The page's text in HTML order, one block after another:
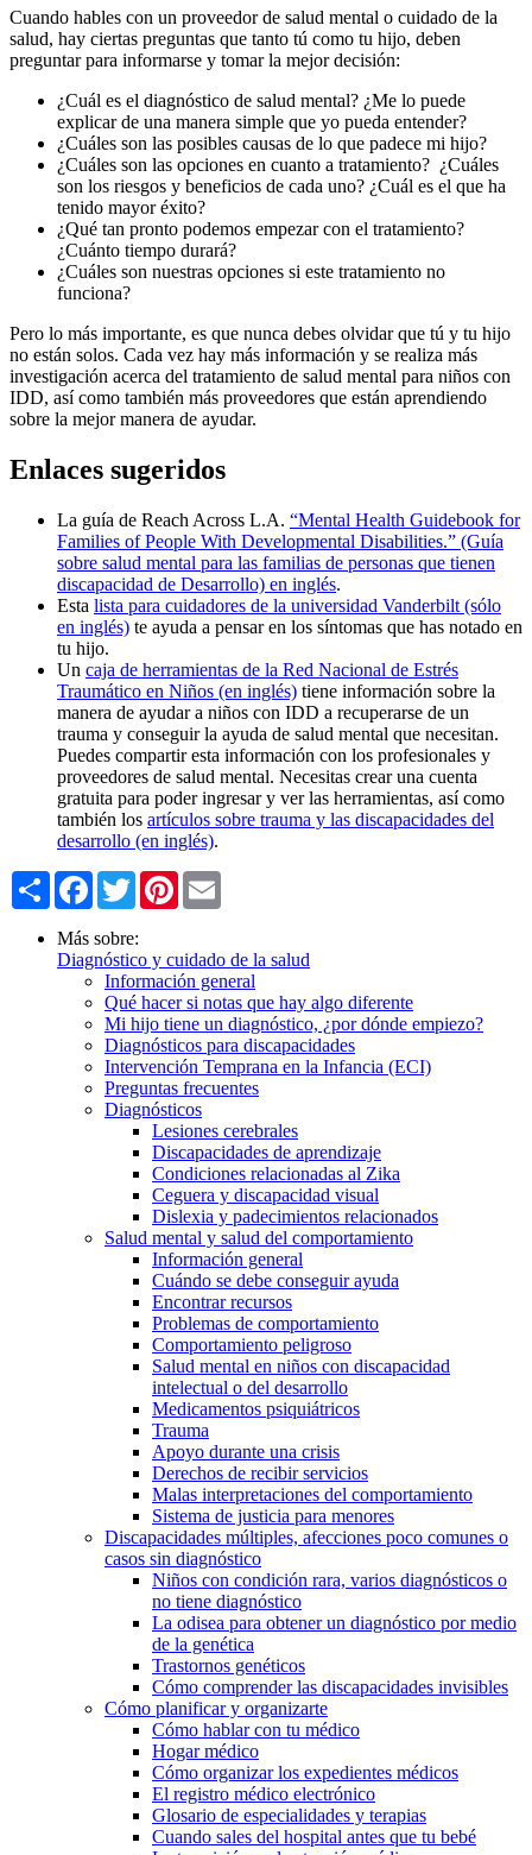
Cuando hables con un proveedor de salud mental o cuidado de la
salud, hay ciertas preguntas que tanto tú como tu hijo, deben
preguntar para informarse y tomar la mejor decisión:
¿Cuál es el diagnóstico de salud mental? ¿Me lo puede
explicar de una manera simple que yo pueda entender?
¿Cuáles son las posibles causas de lo que padece mi hijo?
¿Cuáles son las opciones en cuanto a tratamiento? ¿Cuáles
son los riesgos y beneficios de cada uno? ¿Cuál es el que ha
tenido mayor éxito?
¿Qué tan pronto podemos empezar con el tratamiento?
¿Cuánto tiempo durará?
¿Cuáles son nuestras opciones si este tratamiento no
funciona?
Pero lo más importante, es que nunca debes olvidar que tú y tu hijo
no están solos. Cada vez hay más información y se realiza más
investigación acerca del tratamiento de salud mental para niños con
IDD, así como también más proveedores que están aprendiendo
sobre la mejor manera de ayudar.
Enlaces sugeridos
La guía de Reach Across L.A. “Mental Health Guidebook for
Families of People With Developmental Disabilities.” (Guía
sobre salud mental para las familias de personas que tienen
discapacidad de Desarrollo) en inglés.
Esta lista para cuidadores de la universidad Vanderbilt (sólo
en inglés) te ayuda a pensar en los síntomas que has notado en
tu hijo.
Un caja de herramientas de la Red Nacional de Estrés
Traumático en Niños (en inglés) tiene información sobre la
manera de ayudar a niños con IDD a recuperarse de un
trauma y conseguir la ayuda de salud mental que necesitan.
Puedes compartir esta información con los profesionales y
proveedores de salud mental. Necesitas crear una cuenta
gratuita para poder ingresar y ver las herramientas, así como
también los artículos sobre trauma y las discapacidades del
desarrollo (en inglés).
Share Facebook
TwitterPinterest
Más sobre:
Diagnóstico y cuidado de la salud
Información general
Qué hacer si notas que hay algo diferente
Mi hijo tiene un diagnóstico, ¿por dónde empiezo?
Diagnósticos para discapacidades
Intervención Temprana en la Infancia (ECI)
Preguntas frecuentes
Diagnósticos
Lesiones cerebrales
Discapacidades de aprendizaje
Condiciones relacionadas al Zika
Ceguera y discapacidad visual
Dislexia y padecimientos relacionados
Salud mental y salud del comportamiento
Información general
Cuándo se debe conseguir ayuda
Encontrar recursos
Problemas de comportamiento
Comportamiento peligroso
Salud mental en niños con discapacidad
intelectual o del desarrollo
Medicamentos psiquiátricos
Trauma
Apoyo durante una crisis
Derechos de recibir servicios
Malas interpretaciones del comportamiento
Sistema de justicia para menores
Discapacidades múltiples, afecciones poco comunes o
casos sin diagnóstico
Niños con condición rara, varios diagnósticos o
no tiene diagnóstico
La odisea para obtener un diagnóstico por medio
de la genética
Trastornos genéticos
Cómo comprender las discapacidades invisibles
Cómo planificar y organizarte
Cómo hablar con tu médico
Hogar médico
Cómo organizar los expedientes médicos
El registro médico electrónico
Glosario de especialidades y terapias
Cuando sales del hospital antes que tu bebé